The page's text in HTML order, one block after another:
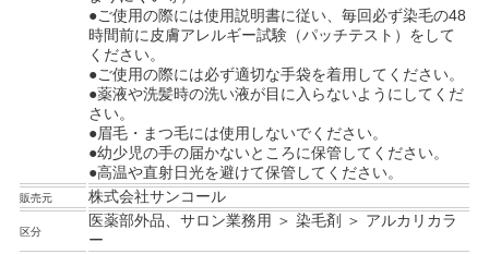
●ご使用の際には使用説明書に従い、毎回必ず染毛の48
時間前に皮膚アレルギー試験（パッチテスト）をして
ください。
●ご使用の際には必ず適切な手袋を着用してください。
●薬液や洗髪時の洗い液が目に入らないようにしてくだ
さい。
●眉毛・まつ毛には使用しないでください。
●幼少児の手の届かないところに保管してください。
●高温や直射日光を避けて保管してください。
販売元 株式会社サンコール
区分
医薬部外品、サロン業務用 ＞ 染毛剤 ＞ アルカリカラ
ー